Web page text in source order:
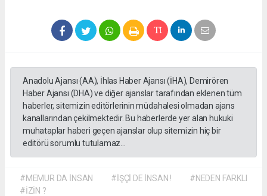
Anadolu Ajansı (AA), İhlas Haber Ajansı (İHA), Demirören
Haber Ajansı (DHA) ve diğer ajanslar tarafından eklenen tüm
haberler, sitemizin editörlerinin müdahalesi olmadan ajans
kanallarından çekilmektedir. Bu haberlerde yer alan hukuki
muhataplar haberi geçen ajanslar olup sitemizin hiç bir
editörü sorumlu tutulamaz...
#MEMUR DA İNSAN #İŞÇİ DE İNSAN !
#NEDEN FARKLI
#İZİN ?